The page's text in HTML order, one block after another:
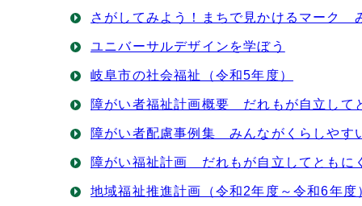
さがしてみよう！まちで見かけるマーク
ユニバーサルデザインを学ぼう
岐阜市の社会福祉（令和5年度）
障がい者福祉計画概要 だれもが自立して
障がい者配慮事例集 みんながくらしやす
障がい福祉計画 だれもが自立してともに
地域福祉推進計画（令和2年度～令和6年度